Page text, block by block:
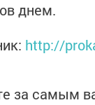
днем.
http://
за самым